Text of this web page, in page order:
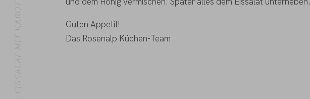
Guten Appetit!
Das Rosenalp Küchen-Team